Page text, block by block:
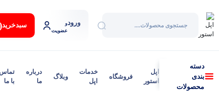
ورودو
عضویت
سبد‌خرید
دسته
بندی
محصولات
اپل
استور
فروشگاه
خدمات
اپل
وبلاگ
درباره
ما
با ما